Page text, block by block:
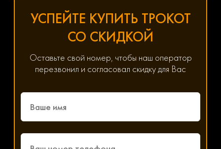
УСПЕЙТЕ КУПИТЬ ТРОКОТ
СО СКИДКОЙ
Оставьте свой номер, чтобы наш оператор
перезвонил и согласовал скидку для Вас